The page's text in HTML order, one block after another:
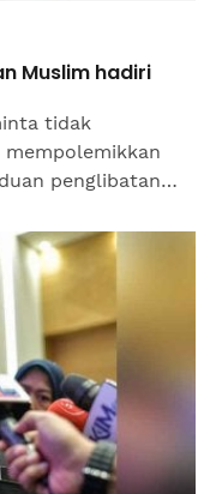
Muslim hadiri
tidak
penglibatan